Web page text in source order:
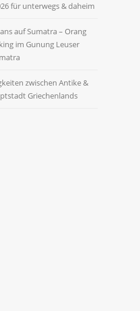
für unterwegs & daheim
auf Sumatra – Orang
im Gunung Leuser
zwischen Antike &
Griechenlands